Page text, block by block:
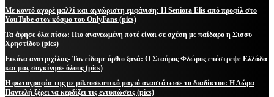
Με κοντό αγορέ μαλλί και αγνώριστη εμφάνιση: Η Seniora Elis από προφίλ στο
YouTube στον κόσμο του OnlyFans (pics)
Τα άφησε όλα πίσω: Πιο ανανεωμένη ποτέ είναι σε σχέση με παίδαρο η Σισσυ
Χρηστίδου (pics)
Εικόνα ανατριχίλας- Τον είδαμε όρθιο ξανά: Ο Σταύρος Φλώρος επέστρεψε Ελλάδα
και μας συγκίνησε όλους (pics)
Η φωτογραφία της με μikroσκοπικό μαγιό αναστάτωσε το διαδίκτυο: Η Δώρα
Παντελή ξέρει να κερδίζει τις εντυπώσεις (pics)